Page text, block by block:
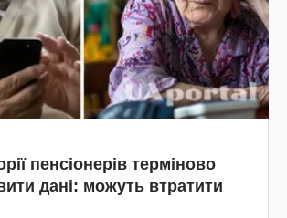
пенсіонерів терміново
дані: можуть втратити